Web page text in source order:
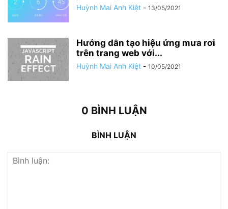
Huỳnh Mai Anh Kiệt - 13/05/2021
Hướng dẫn tạo hiệu ứng mưa rơi
trên trang web với...
Huỳnh Mai Anh Kiệt - 10/05/2021
0 BÌNH LUẬN
BÌNH LUẬN